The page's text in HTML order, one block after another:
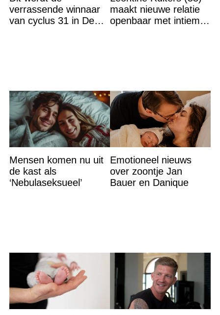
verrassende winnaar
van cyclus 31 in De
maakt nieuwe relatie
openbaar met intieme
Mensen komen nu uit
de kast als
‘Nebulaseksueel’
Emotioneel nieuws
over zoontje Jan
Bauer en Danique